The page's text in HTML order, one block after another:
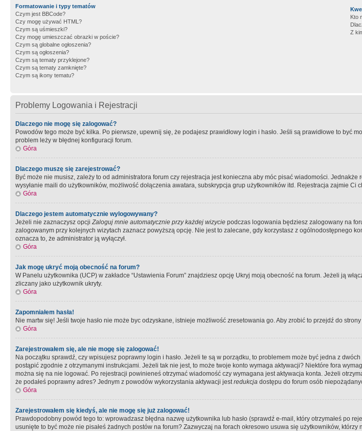
Formatowanie i typy tematów
Czym jest BBCode?
Czy mogę używać HTML?
Czym są uśmieszki?
Czy mogę umieszczać obrazki w poście?
Czym są globalne ogłoszenia?
Czym są ogłoszenia?
Czym są tematy przyklejone?
Czym są tematy zamknięte?
Czym są ikony tematu?
Kto
Z
Problemy Logowania i Rejestracji
Dlaczego nie mogę się zalogować?
Powodów tego może być kilka. Po pierwsze, upewnij się, że podajesz prawidłowy login i hasło. Jeśli są prawidłowe to być
problem leży w błędnej konfiguracji forum.
Góra
Dlaczego muszę się zarejestrować?
Być może nie musisz, zależy to od administratora forum czy rejestracja jest konieczna aby móc pisać wiadomości.
wysyłanie maili do użytkowników, możliwość dołączenia awatara, subskrypcja grup użytkowników itd. Rejestracja zajmie Ci
Góra
Dlaczego jestem automatycznie wylogowywany?
Jeżeli nie zaznaczysz opcjiZaloguj mnie automatycznie przy każdej wizycie podczas logowania będziesz zalogowany na
zalogowanym przy kolejnych wizytach zaznacz powyższą opcję. Nie jest to zalecane, gdy korzystasz z ogólnodostępnego
oznacza to, że administrator ją wyłączył.
Góra
Jak mogę ukryć moją obecność na forum?
W Panelu użytkownika (UCP) w zakładce “Ustawienia Forum” znajdziesz opcję Ukryj moją obecność na forum. Jeżeli ją
zliczany jako użytkownik ukryty.
Góra
Zapomniałem hasła!
Nie martw się! Jeśli twoje hasło nie może byc odzyskane, istnieje możliwość zresetowania go. Aby zrobić to przejdź do
Góra
Zarejestrowałem się, ale nie mogę się zalogować!
Na początku sprawdź, czy wpisujesz poprawny login i hasło. Jeżeli te są w porządku, to problemem może być jedna z
postąpić zgodnie z otrzymanymi instrukcjami. Jeżeli tak nie jest, to może twoje konto wymaga aktywacji? Niektóre fora
można się na nie logować. Po rejestracji powinieneś otrzymać wiadomość czy wymagana jest aktywacja konta. Jeżeli
że podałeś poprawny adres? Jednym z powodów wykorzystania aktywacji jestredukcja dostępu do forum osób
Góra
Zarejestrowałem się kiedyś, ale nie mogę się już zalogować!
Prawdopodobny powód tego to: wprowadzasz błędna nazwę użytkownika lub hasło (sprawdź e-mail, który otrzymałeś po
usunięte to być może nie pisałeś żadnych postów na forum? Zazwyczaj na forach okresowo usuwa się użytkowników,